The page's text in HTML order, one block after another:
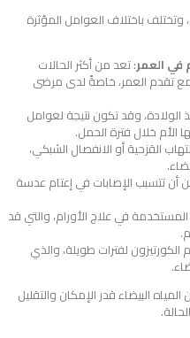
وتختلف باختلاف العوامل المؤثرة
في العمر: تعد من أكثر الحالات
مع تقدم العمر، خاصةً لدى مرضى
الولادة، وقد تكون نتيجة لعوامل
الأم خلال فترة الحمل.
القزحية أو الانفصال الشبكي،
أن تتسبب الإصابات في إعتام عدسة
في علاج الأورام، والتي قد
الكورتيزون لفترات طويلة، والذي
البيضاء قدر الإمكان والتقليل